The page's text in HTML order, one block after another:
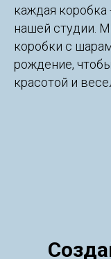
каждая коробка
нашей студии.
коробки с
рождение,
красотой и